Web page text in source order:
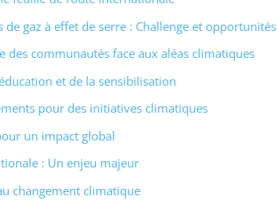
de gaz à effet de serre : Challenge et opportunités
des communautés face aux aléas climatiques
et de la sensibilisation
pour des initiatives climatiques
un impact global
: Un enjeu majeur
changement climatique